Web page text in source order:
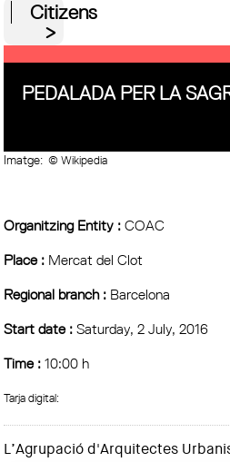
Citizens
PEDALADA PER LA
Imatge: © Wikipedia
Organitzing Entity :COAC
Place : Mercat del Clot
Regional branch : Barcelona
Start date :Saturday, 2 July, 2016
Time :10:00 h
Tarja digital:
L’Agrupació d'Arquitectes